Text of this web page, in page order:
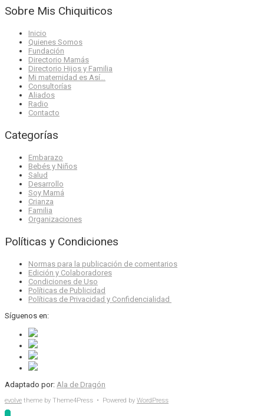
Sobre Mis Chiquiticos
Inicio
Quienes Somos
Fundación
Directorio Mamás
Directorio Hijos y Familia
Mi maternidad es Así…
Consultorías
Aliados
Radio
Contacto
Categorías
Embarazo
Bebés y Niños
Salud
Desarrollo
Soy Mamá
Crianza
Familia
Organizaciones
Políticas y Condiciones
Normas para la publicación de comentarios
Edición y Colaboradores
Condiciones de Uso
Políticas de Publicidad
Políticas de Privacidad y Confidencialidad
Síguenos en:
Adaptado por: Ala de Dragón
evolve theme by Theme4Press • Powered by WordPress